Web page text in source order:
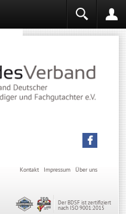
Über uns
Impressum
Kontakt
Der BDSF ist zertifiziert
nach ISO 9001:2015